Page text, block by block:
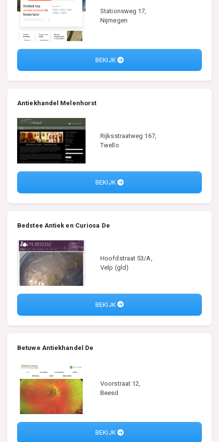
Stationsweg 17,
Nijmegen
BEKIJK
Antiekhandel Melenhorst
Rijksstraatweg 167,
Twello
BEKIJK
Bedstee Antiek en Curiosa De
Hoofdstraat 53/A,
Velp (gld)
BEKIJK
Betuwe Antiekhandel De
Voorstraat 12,
Beesd
BEKIJK